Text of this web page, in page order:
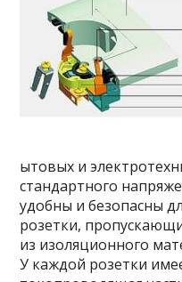
ытовых и
стандартного
удобны и безопасны
розетки,
из изоляционного
У каждой розетки